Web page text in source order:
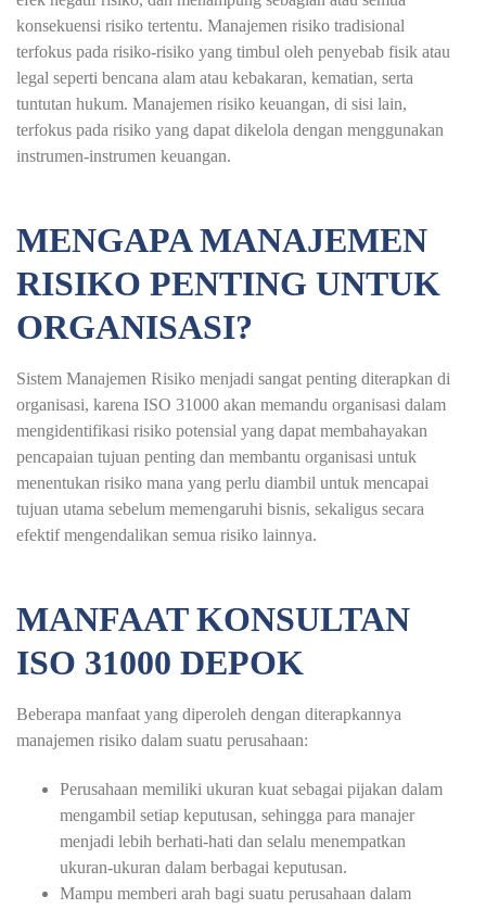
konsekuensi risiko tertentu. Manajemen risiko tradisional
terfokus pada risiko-risiko yang timbul oleh penyebab fisik atau
legal seperti bencana alam atau kebakaran, kematian, serta
tuntutan hukum. Manajemen risiko keuangan, di sisi lain,
terfokus pada risiko yang dapat dikelola dengan menggunakan
instrumen-instrumen keuangan.
MENGAPA MANAJEMEN
RISIKO PENTING UNTUK
ORGANISASI?
Sistem Manajemen Risiko menjadi sangat penting diterapkan di
organisasi, karena ISO 31000 akan memandu organisasi dalam
mengidentifikasi risiko potensial yang dapat membahayakan
pencapaian tujuan penting dan membantu organisasi untuk
menentukan risiko mana yang perlu diambil untuk mencapai
tujuan utama sebelum memengaruhi bisnis, sekaligus secara
efektif mengendalikan semua risiko lainnya.
MANFAAT KONSULTAN
ISO 31000 DEPOK
Beberapa manfaat yang diperoleh dengan diterapkannya
manajemen risiko dalam suatu perusahaan:
Perusahaan memiliki ukuran kuat sebagai pijakan dalam
mengambil setiap keputusan, sehingga para manajer
menjadi lebih berhati-hati dan selalu menempatkan
ukuran-ukuran dalam berbagai keputusan.
Mampu memberi arah bagi suatu perusahaan dalam